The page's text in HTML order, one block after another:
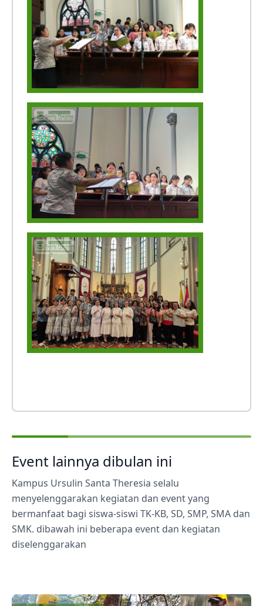
Event lainnya dibulan ini
Kampus Ursulin Santa Theresia selalu
menyelenggarakan kegiatan dan event yang
bermanfaat bagi siswa-siswi TK-KB, SD, SMP, SMA dan
SMK. dibawah ini beberapa event dan kegiatan
diselenggarakan